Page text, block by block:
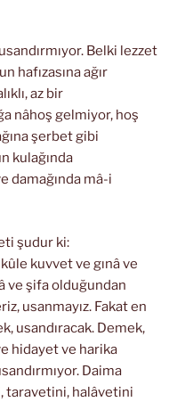
Belki lezzet
hafızasına ağır
az bir
nâhoş gelmiyor, hoş
şerbet gibi
kulağında
damağında mâ-i
şudur ki:
kuvvet ve gınâ ve
ve şifa olduğundan
usanmayız. Fakat en
usandıracak. Demek,
hidayet ve harika
Daima
taravetini, halâvetini